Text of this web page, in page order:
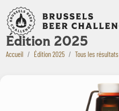
Édition 2025
Accueil Édition 2025 Tous les résultats